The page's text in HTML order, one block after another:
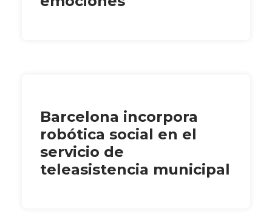
Barcelona incorpora
robótica social en el
servicio de
teleasistencia municipal